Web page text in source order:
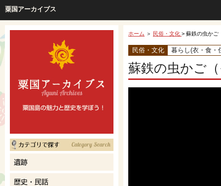
粟国アーカイブス
ホーム ＞ 民俗・文化 > 蘇鉄の虫かご
民俗・文化 暮らし(衣・食・
蘇鉄の虫かご